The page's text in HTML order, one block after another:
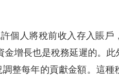
個人將稅前收入存入賬
增長也是稅務延遲的。
整每年的貢獻金額。這